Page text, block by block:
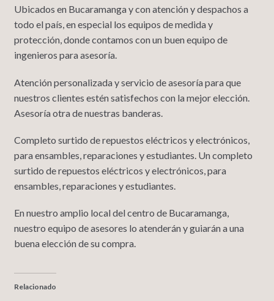
Ubicados en Bucaramanga y con atención y despachos a
todo el país, en especial los equipos de medida y
protección, donde contamos con un buen equipo de
ingenieros para asesoría.
Atención personalizada y servicio de asesoría para que
nuestros clientes estén satisfechos con la mejor elección.
Asesoría otra de nuestras banderas.
Completo surtido de repuestos eléctricos y electrónicos,
para ensambles, reparaciones y estudiantes. Un completo
surtido de repuestos eléctricos y electrónicos, para
ensambles, reparaciones y estudiantes.
En nuestro amplio local del centro de Bucaramanga,
nuestro equipo de asesores lo atenderán y guiarán a una
buena elección de su compra.
Relacionado